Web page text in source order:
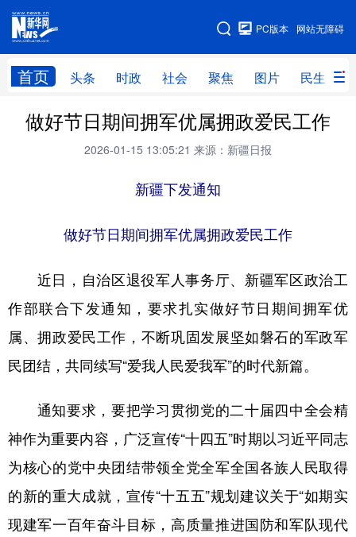
网站无障碍
PC版本
首页 头条 时政 社会 聚焦 图片 民生
网站地图
头条 时政 社会 聚焦
民生 访谈
专题 服务
地方频道
北京 天津 河北 山西
浙江 安徽 福建 江西
山东 河南 湖北 湖南
四川 贵州 云南 西藏
做好节日期间拥军优属拥政爱民工作
2026-01-15 13:05:21 来源：新疆日报
新疆下发通知
做好节日期间拥军优属拥政爱民工作
近日，自治区退役军人事务厅、新疆军区政治工
作部联合下发通知，要求扎实做好节日期间拥军优
属、拥政爱民工作，不断巩固发展坚如磐石的军政军
民团结，共同续写“爱我人民爱我军”的时代新篇。
通知要求，要把学习贯彻党的二十届四中全会精
神作为重要内容，广泛宣传“十四五”时期以习近平同志
为核心的党中央团结带领全党全军全国各族人民取得
的新的重大成就，宣传“十五五”规划建议关于“如期实
现建军一百年奋斗目标，高质量推进国防和军队现代